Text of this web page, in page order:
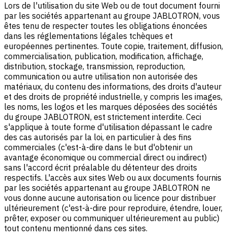
Lors de l'utilisation du site Web ou de tout document fourni
par les sociétés appartenant au groupe JABLOTRON, vous
êtes tenu de respecter toutes les obligations énoncées
dans les réglementations légales tchèques et
européennes pertinentes. Toute copie, traitement, diffusion,
commercialisation, publication, modification, affichage,
distribution, stockage, transmission, reproduction,
communication ou autre utilisation non autorisée des
matériaux, du contenu des informations, des droits d'auteur
et des droits de propriété industrielle, y compris les images,
les noms, les logos et les marques déposées des sociétés
du groupe JABLOTRON, est strictement interdite. Ceci
s'applique à toute forme d'utilisation dépassant le cadre
des cas autorisés par la loi, en particulier à des fins
commerciales (c'est-à-dire dans le but d'obtenir un
avantage économique ou commercial direct ou indirect)
sans l'accord écrit préalable du détenteur des droits
respectifs. L'accès aux sites Web ou aux documents fournis
par les sociétés appartenant au groupe JABLOTRON ne
vous donne aucune autorisation ou licence pour distribuer
ultérieurement (c'est-à-dire pour reproduire, étendre, louer,
prêter, exposer ou communiquer ultérieurement au public)
tout contenu mentionné dans ces sites.